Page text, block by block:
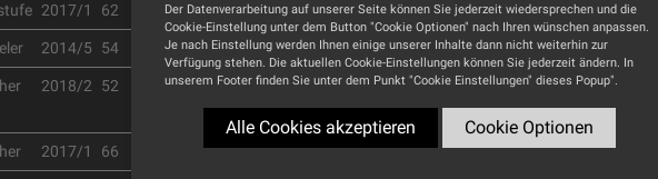
2017/1 62 H.E.A.R, Hamburg 040 41355882 h-e-a-r.de
2014/5 54 Transrotor, Bergisch-Gladbach 02202 31046 transrotor.de
2018/2 52 Inklang, Hamburg
040
180241100
inklang.de
2017/1 66 Inklang, Hamburg 0800 6823780 inklang.de
Der Datenverarbeitung auf unserer Seite können Sie jederzeit wiedersprechen und die
Cookie-Einstellung unter dem Button "Cookie Optionen" nach Ihren wünschen anpassen.
Je nach Einstellung werden Ihnen einige unserer Inhalte dann nicht weiterhin zur
Verfügung stehen. Die aktuellen Cookie-Einstellungen können Sie jederzeit ändern. In
unserem Footer finden Sie unter dem Punkt "Cookie Einstellungen" dieses Popup".
Alle Cookies akzeptieren Cookie Optionen